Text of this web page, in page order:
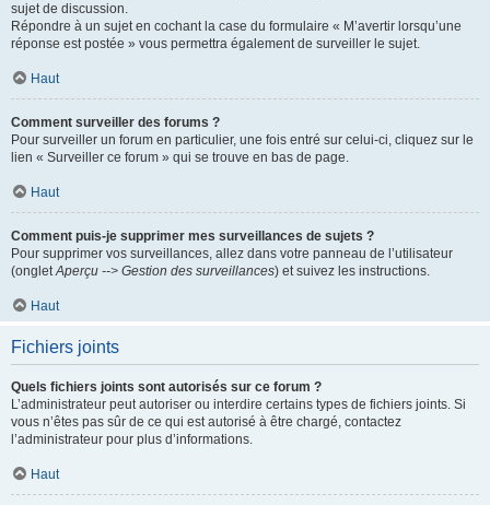
sujet de discussion.
Répondre à un sujet en cochant la case du formulaire « M’avertir lorsqu’une
réponse est postée » vous permettra également de surveiller le sujet.
Haut
Comment surveiller des forums ?
Pour surveiller un forum en particulier, une fois entré sur celui-ci, cliquez sur le
lien « Surveiller ce forum » qui se trouve en bas de page.
Haut
Comment puis-je supprimer mes surveillances de sujets ?
Pour supprimer vos surveillances, allez dans votre panneau de l’utilisateur
(ongletAperçu --> Gestion des surveillances) et suivez les instructions.
Haut
Fichiers joints
Quels fichiers joints sont autorisés sur ce forum ?
L’administrateur peut autoriser ou interdire certains types de fichiers joints. Si
vous n’êtes pas sûr de ce qui est autorisé à être chargé, contactez
l’administrateur pour plus d’informations.
Haut